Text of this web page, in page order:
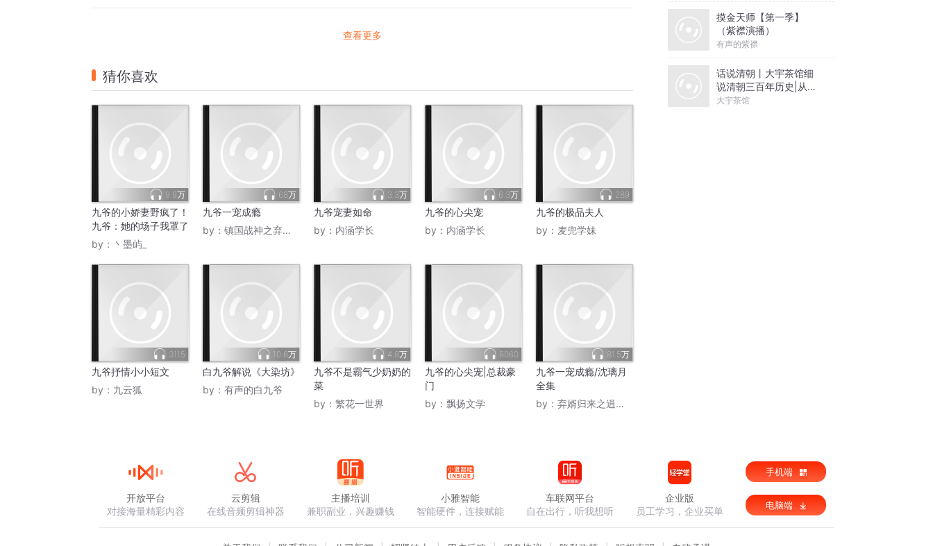
查看更多
猜你喜欢
9.9万
九爷的小娇妻野疯了！
九爷：她的场子我罩了
by： 丶墨屿_
68万
九爷一宠成瘾
by： 镇国战神之弃婿归来
3.3万
九爷宠妻如命
by： 内涵学长
6.3万
九爷的心尖宠
by： 内涵学长
289
九爷的极品夫人
by： 麦兜学妹
3115
九爷抒情小小短文
by： 九云狐
10.6万
白九爷解说《大染坊》
by： 有声的白九爷
4.8万
九爷不是霸气少奶奶的
菜
by： 繁花一世界
8060
九爷的心尖宠|总裁豪
门
by： 飘扬文学
81.5万
九爷一宠成瘾/沈璃月
全集
by： 弃婿归来之逍遥战神
摸金天师【第一季】
（紫襟演播）
有声的紫襟
话说清朝丨大宇茶馆细
说清朝三百年历史|从努
尔哈赤到末代皇帝溥仪|
大宇茶馆
开放平台
对接海量精彩内容
云剪辑
在线音频剪辑神器
主播培训
兼职副业，兴趣赚钱
小雅智能
智能硬件，连接赋能
车联网平台
自在出行，听我想听
企业版
员工学习，企业买单
手机端
电脑端